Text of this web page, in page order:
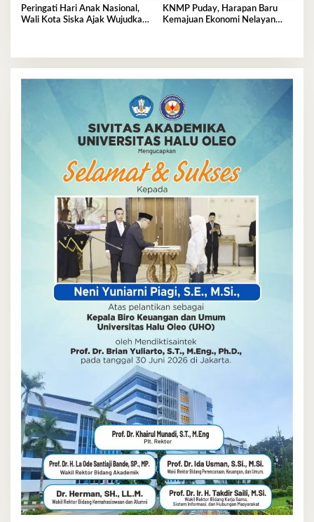
Peringati Hari Anak Nasional,
Wali Kota Siska Ajak Wujudkan
KNMP Puday, Harapan Baru
Kemajuan Ekonomi Nelayan